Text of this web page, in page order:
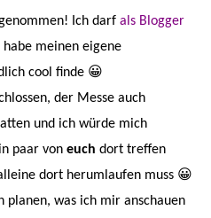
Ich darf als Blogger
habe meinen eigene
cool finde 😀
der Messe auch
und ich würde mich
paar von euch dort treffen
dort herumlaufen muss 😀
planen, was ich mir anschauen